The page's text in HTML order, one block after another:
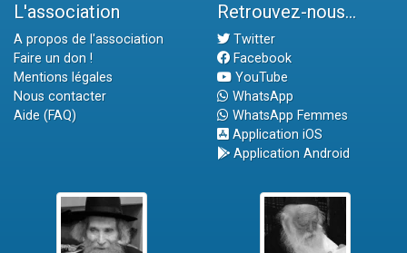
L'association
A propos de l'association
Faire un don !
Mentions légales
Nous contacter
Aide (FAQ)
Retrouvez-nous...
Twitter
Facebook
YouTube
WhatsApp
WhatsApp Femmes
Application iOS
Application Android